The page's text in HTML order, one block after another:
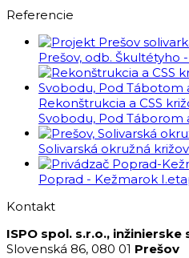
Referencie
Prešov, odb. Škultétyho
Rekonštrukcia a CSS
Svobodu, Pod Táborom
Solivarská okružná
Poprad - Kežmarok
Kontakt
ISPO spol. s.r.o., inžinierske
Slovenská 86, 080 01 Prešov